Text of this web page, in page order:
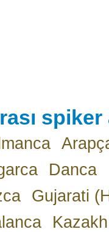
Danca
Gujarati
Kazakh